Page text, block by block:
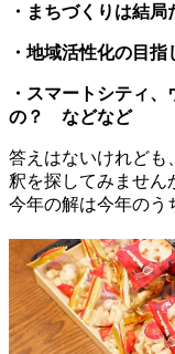
・まちづくりは結局
・地域活性化の目
・スマートシティ
の？ などなど
答えはないけれども
釈を探してみません
今年の解は今年のう